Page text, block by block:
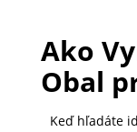
SMART
HODINKY
PRÍSLUŠENSTVO
Ako
Obal
Keď hľadáte